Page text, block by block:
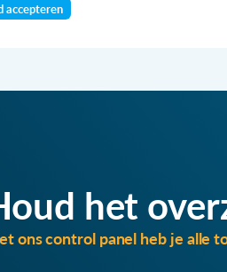
accepteren
het
ons control panel heb je alle